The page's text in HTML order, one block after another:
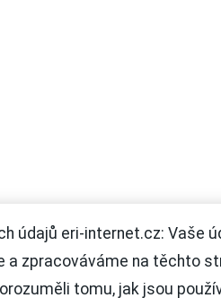
údajů eri-internet.cz: Vaše
a zpracováváme na těchto
tomu, jak jsou